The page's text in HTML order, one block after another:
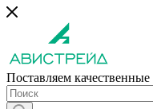
Поставляем